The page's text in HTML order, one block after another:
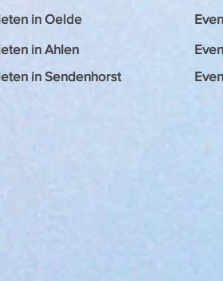
in Oelde
in Ahlen
in Sendenhorst